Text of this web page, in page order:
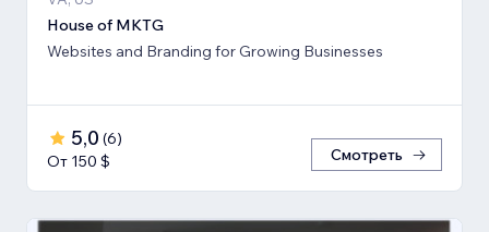
House of MKTG
Websites and Branding for Growing Businesses
5,0 (6)
От 150 $
Смотреть